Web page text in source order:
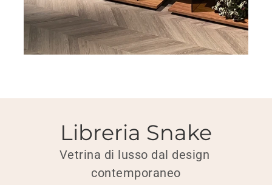
Libreria Snake
Vetrina di lusso dal design
contemporaneo